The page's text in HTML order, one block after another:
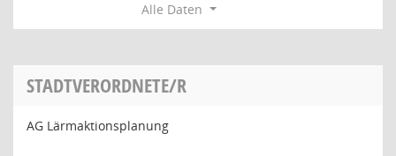
Alle Daten
STADTVERORDNETE/R
AG Lärmaktionsplanung